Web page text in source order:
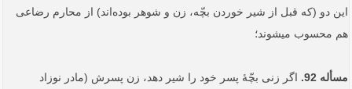
این دو (که قبل از شیر خوردن بچّه، زن و شوهر بوده‌اند) از محارم رضاعی
هم محسوب می­شوند؛
مسأله 92.
اگر زنی بچّۀ پسر خود را شیر دهد، زن پسرش (مادر نوزاد